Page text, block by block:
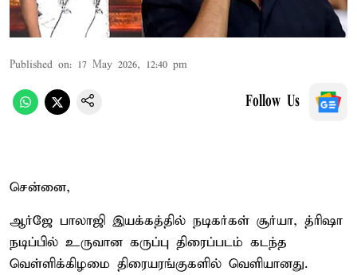
Published on: 17 May 2026, 12:40 pm
Follow Us
சென்னை,
ஆர்ஜே பாலாஜி இயக்கத்தில் நடிகர்கள் சூர்யா, த்ரிஷா
நடிப்பில் உருவான கருப்பு திரைப்படம் கடந்த
வெள்ளிக்கிழமை திரையரங்குகளில் வெளியானது.